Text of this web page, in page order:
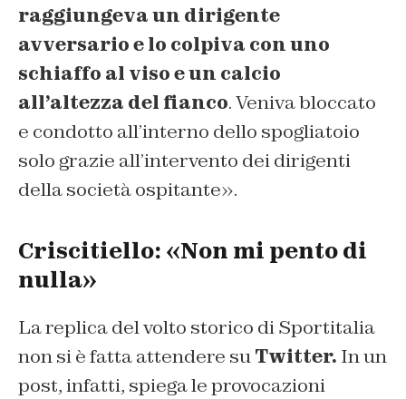
raggiungeva un dirigente
avversario e lo colpiva con uno
schiaffo al viso e un calcio
all’altezza del fianco. Veniva bloccato
e condotto all’interno dello spogliatoio
solo grazie all’intervento dei dirigenti
della società ospitante».
Criscitiello: «Non mi pento di
nulla»
La replica del volto storico di Sportitalia
non si è fatta attendere suTwitter. In un
post, infatti, spiega le provocazioni